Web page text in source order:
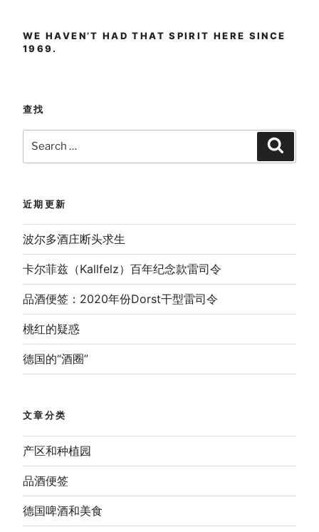
WE HAVEN’T HAD THAT SPIRIT HERE SINCE
1969.
查找
for:
近期更新
波尔多酒庄断头求生
卡尔菲兹（Kallfelz）百年纪念款雷司令
品酒便签：2020年份Dorst干型雷司令
桃红的疑惑
德国的“酒圈”
文章分类
产区和种植园
品酒便签
德国啤酒和美食